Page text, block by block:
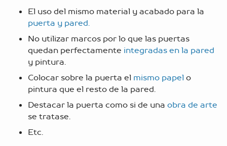
El uso del mismo material y acabado para la
puerta y pared.
No utilizar marcos por lo que las puertas
quedan perfectamente integradas en la pared
y pintura.
Colocar sobre la puerta el mismo papel o
pintura que el resto de la pared.
Destacar la puerta como si de una obra de arte
se tratase.
Etc.